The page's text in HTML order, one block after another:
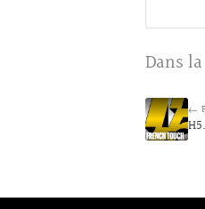
Dans
←